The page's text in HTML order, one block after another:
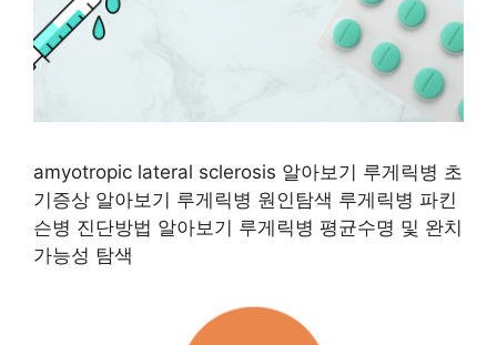
amyotropic lateral sclerosis 알아보기 루게릭병 초
기증상 알아보기 루게릭병 원인탐색 루게릭병 파킨
슨병 진단방법 알아보기 루게릭병 평균수명 및 완치
가능성 탐색